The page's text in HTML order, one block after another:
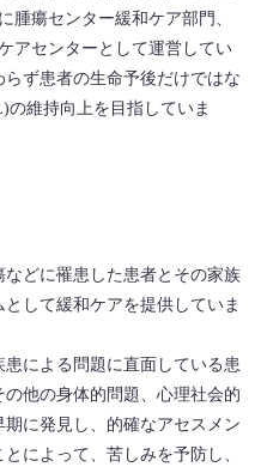
腫瘍センター緩和ケア部門、
アセンターとして運営してい
ず患者の生命予後だけではな
の維持向上を目指していま
どに罹患した患者とその家族
して緩和ケアを提供していま
による問題に直面している患
他の身体的問題、心理社会的
に発見し、的確なアセスメン
によって、苦しみを予防し、